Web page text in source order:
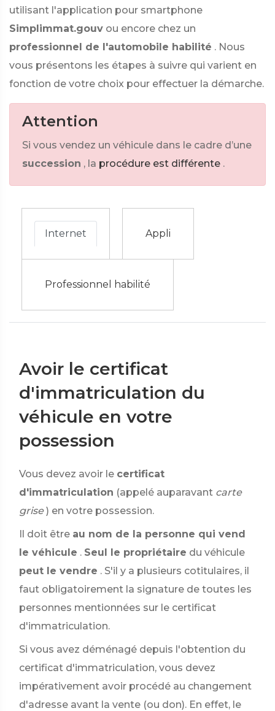
utilisant l'application pour smartphone
Simplimmat.gouv ou encore chez un
professionnel de l'automobile habilité . Nous
vous présentons les étapes à suivre qui varient en
fonction de votre choix pour effectuer la démarche.
Attention
Si vous vendez un véhicule dans le cadre d’une
succession , la procédure est différente .
Internet Appli
Professionnel habilité
Avoir le certificat
d'immatriculation du
véhicule en votre
possession
Vous devez avoir le certificat
d'immatriculation (appelé auparavant carte
grise ) en votre possession.
Il doit être au nom de la personne qui vend
le véhicule . Seul le propriétaire du véhicule
peut le vendre . S'il y a plusieurs cotitulaires, il
faut obligatoirement la signature de toutes les
personnes mentionnées sur le certificat
d'immatriculation.
Si vous avez déménagé depuis l'obtention du
certificat d'immatriculation, vous devez
impérativement avoir procédé au changement
d'adresse avant la vente (ou don). En effet, le